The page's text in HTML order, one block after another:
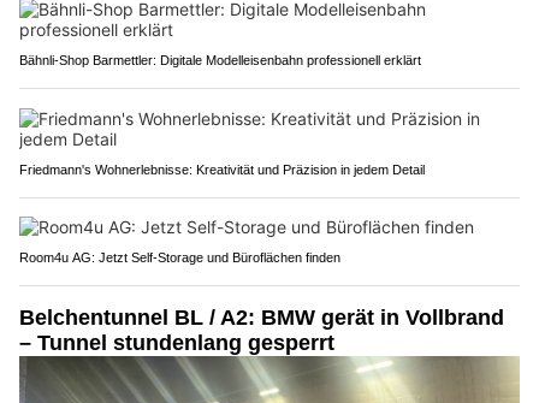
Bähnli-Shop Barmettler: Digitale Modelleisenbahn professionell erklärt
Friedmann's Wohnerlebnisse: Kreativität und Präzision in jedem Detail
Room4u AG: Jetzt Self-Storage und Büroflächen finden
Belchentunnel BL / A2: BMW gerät in Vollbrand
– Tunnel stundenlang gesperrt